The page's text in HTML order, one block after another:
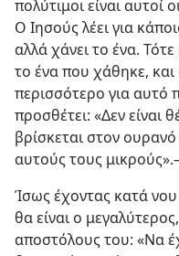
βλέπουν πάντοτε το
πολύτιμοι είναι αυτοί
Ο Ιησούς λέει για
αλλά χάνει το ένα. Τότε
το ένα που χάθηκε, και
περισσότερο για αυτό
προσθέτει: «Δεν
βρίσκεται στον ουρανό
αυτούς τους μικρούς».​—
Ίσως έχοντας κατά νου
θα είναι ο